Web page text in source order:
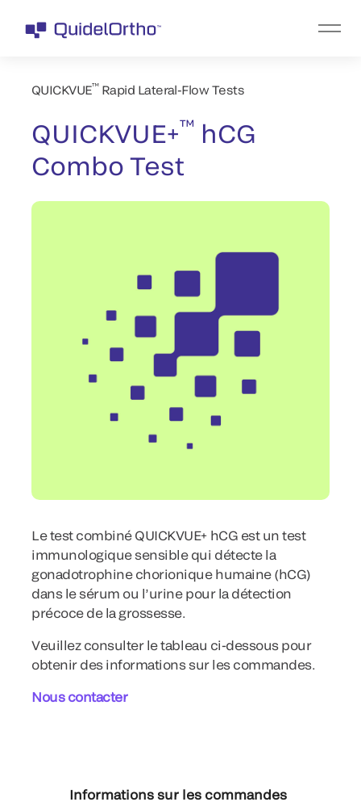
QUICKVUE™Rapid Lateral-Flow Tests
QUICKVUE+™ hCG
Combo Test
Le test combiné QUICKVUE+ hCG est un test
immunologique sensible qui détecte la
gonadotrophine chorionique humaine (hCG)
dans le sérum ou l’urine pour la détection
précoce de la grossesse.
Veuillez consulter le tableau ci-dessous pour
obtenir des informations sur les commandes.
Nous contacter
Informations sur les commandes